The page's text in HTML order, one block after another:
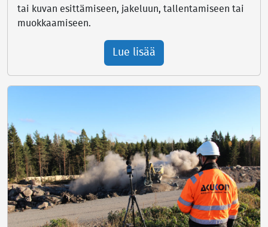
tai kuvan esittämiseen, jakeluun, tallentamiseen tai
muokkaamiseen.
Lue lisää